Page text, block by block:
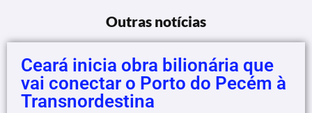
Outras notícias
Ceará inicia obra bilionária que
vai conectar o Porto do Pecém à
Transnordestina